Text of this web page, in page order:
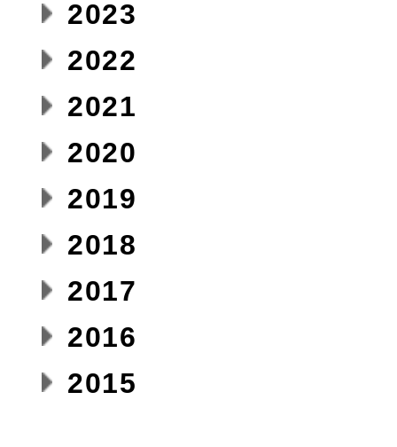
2023
2022
2021
2020
2019
2018
2017
2016
2015